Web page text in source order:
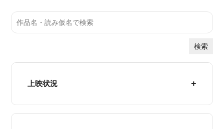
検索
上映状況